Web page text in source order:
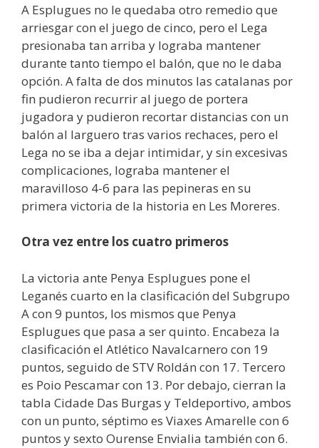
A Esplugues no le quedaba otro remedio que
arriesgar con el juego de cinco, pero el Lega
presionaba tan arriba y lograba mantener
durante tanto tiempo el balón, que no le daba
opción. A falta de dos minutos las catalanas por
fin pudieron recurrir al juego de portera
jugadora y pudieron recortar distancias con un
balón al larguero tras varios rechaces, pero el
Lega no se iba a dejar intimidar, y sin excesivas
complicaciones, lograba mantener el
maravilloso 4-6 para las pepineras en su
primera victoria de la historia en Les Moreres.
Otra vez entre los cuatro primeros
La victoria ante Penya Esplugues pone el
Leganés cuarto en la clasificación del Subgrupo
A con 9 puntos, los mismos que Penya
Esplugues que pasa a ser quinto. Encabeza la
clasificación el Atlético Navalcarnero con 19
puntos, seguido de STV Roldán con 17. Tercero
es Poio Pescamar con 13. Por debajo, cierran la
tabla Cidade Das Burgas y Teldeportivo, ambos
con un punto, séptimo es Viaxes Amarelle con 6
puntos y sexto Ourense Envialia también con 6.